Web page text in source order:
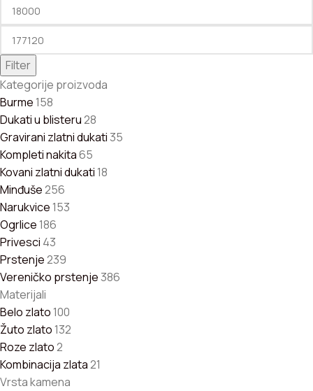
Filter
Kategorije proizvoda
Burme 158
Dukati u blisteru28
Gravirani zlatni dukati35
Kompleti nakita65
Kovani zlatni dukati 18
Minđuše256
Narukvice 153
Ogrlice 186
Privesci 43
Prstenje239
Vereničko prstenje386
Materijali
Belo zlato 100
Žuto zlato 132
Roze zlato2
Kombinacija zlata21
Vrsta kamena